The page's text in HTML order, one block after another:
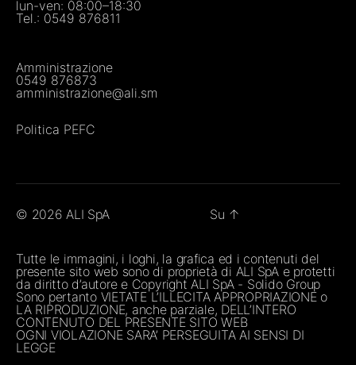
lun-ven: 08:00–18:30
Tel.: 0549 876811
Amministrazione
0549 876873
amministrazione@ali.sm
Politica PEFC
© 2026ALI SpA Su ↑
Tutte le immagini, i loghi, la grafica ed i contenuti del
presente sito web sono di proprietà di ALI SpA e protetti
da diritto d’autore e Copyright ALI SpA - Solido Group
Sono pertanto VIETATE L’ILLECITA APPROPRIAZIONE o
LA RIPRODUZIONE, anche parziale, DELL’INTERO
CONTENUTO DEL PRESENTE SITO WEB
OGNI VIOLAZIONE SARA’ PERSEGUITA AI SENSI DI
LEGGE